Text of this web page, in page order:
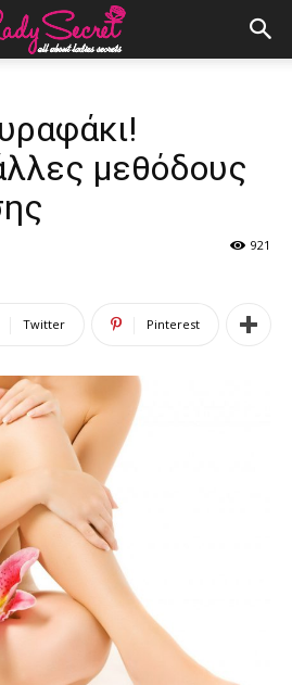
μεθόδους
921
Twitter Pinterest